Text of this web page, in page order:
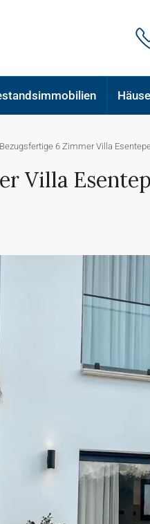
Bezugsfertige 6 Zimmer Villa
Villa